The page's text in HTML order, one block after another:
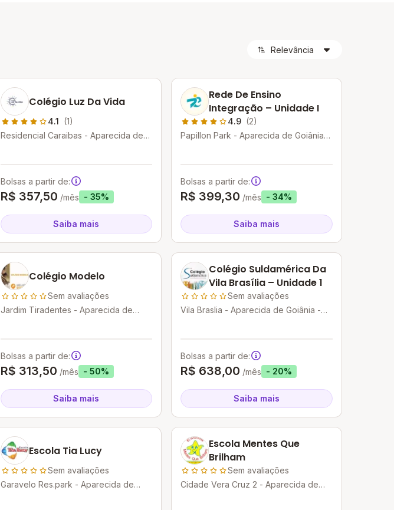
Colégio Luz Da Vida
4.1 (1)
Residencial Caraibas - Aparecida de
Bolsas a partir de:
R$ 357,50 /mês - 35%
Saiba mais
Rede De Ensino
Integração – Unidade I
4.9 (2)
Papillon Park - Aparecida de Goiânia -
Bolsas a partir de:
R$ 399,30 /mês - 34%
Saiba mais
Colégio Modelo
Sem avaliações
Jardim Tiradentes - Aparecida de
Bolsas a partir de:
R$ 313,50 /mês - 50%
Saiba mais
Colégio Suldamérica Da
Vila Brasília – Unidade 1
Sem avaliações
Vila Braslia - Aparecida de Goiânia -
Bolsas a partir de:
R$ 638,00 /mês - 20%
Saiba mais
Escola Tia Lucy
Sem avaliações
Garavelo Res.park - Aparecida de
Escola Mentes Que
Brilham
Sem avaliações
Cidade Vera Cruz 2 - Aparecida de